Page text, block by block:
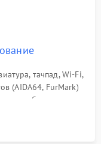
тачпад, Wi-Fi,
(AIDA64, FurMark)
и стабильности